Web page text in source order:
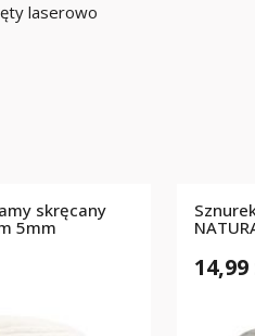
laserowo
skręcany
5mm
14,99